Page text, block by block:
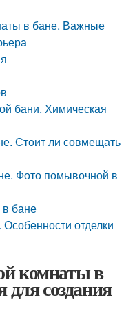
в бане. Важные
бани. Химическая
Стоит ли совмещать
Фото помывочной в
бане
отделки
комнаты в
создания